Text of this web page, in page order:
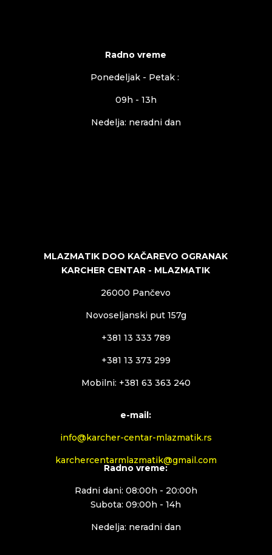
Radno vreme
Ponedeljak - Petak :
09h - 13h
Nedelja: neradni dan
MLAZMATIK DOO KAČAREVO OGRANAK
KARCHER CENTAR - MLAZMATIK
26000 Pančevo
Novoseljanski put 157g
+381 13 333 789
+381 13 373 299
Mobilni: +381 63 363 240
e-mail:
info@karcher-centar-mlazmatik.rs
karchercentarmlazmatik@gmail.com
Radno vreme:
Radni dani: 08:00h - 20:00h
Subota: 09:00h - 14h
Nedelja: neradni dan